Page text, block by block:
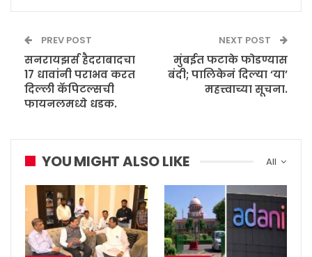
PREV POST
सनरायझर्स हैदराबादचा
17 धावांनी पराभव करत
दिल्ली कॅपिटल्सची
फायनलमध्ये धडक.
NEXT POST
मुंबईत फटाके फोडण्यास
बंदी; पालिकेनं दिल्या ‘या’
महत्त्वाच्या सूचना.
All
YOU MIGHT ALSO LIKE